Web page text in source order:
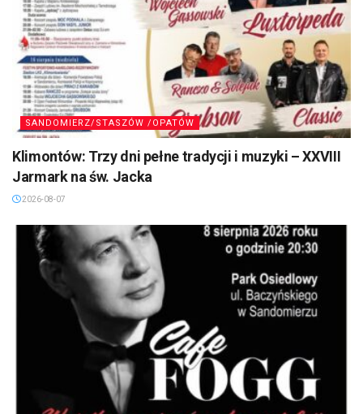
SANDOMIERZ/STASZÓW /OPATÓW
Klimontów: Trzy dni pełne tradycji i muzyki – XXVIII
Jarmark na św. Jacka
2026-08-07